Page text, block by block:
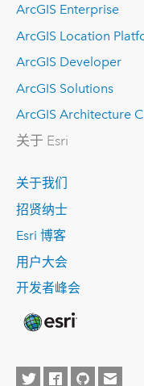
ArcGIS Enterprise
ArcGIS Location
ArcGIS Developer
ArcGIS Solutions
ArcGIS Architecture
关于 Esri
关于我们
招贤纳士
Esri 博客
用户大会
开发者峰会